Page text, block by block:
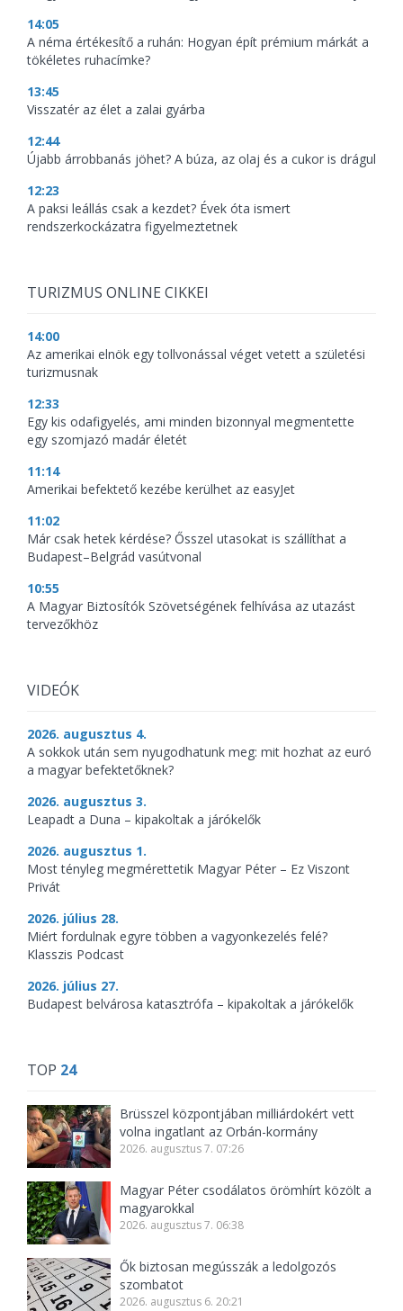
14:05
A néma értékesítő a ruhán: Hogyan épít prémium márkát a
tökéletes ruhacímke?
13:45
Visszatér az élet a zalai gyárba
12:44
Újabb árrobbanás jöhet? A búza, az olaj és a cukor is drágul
12:23
A paksi leállás csak a kezdet? Évek óta ismert
rendszerkockázatra figyelmeztetnek
TURIZMUS ONLINE CIKKEI
14:00
Az amerikai elnök egy tollvonással véget vetett a születési
turizmusnak
12:33
Egy kis odafigyelés, ami minden bizonnyal megmentette
egy szomjazó madár életét
11:14
Amerikai befektető kezébe kerülhet az easyJet
11:02
Már csak hetek kérdése? Ősszel utasokat is szállíthat a
Budapest–Belgrád vasútvonal
10:55
A Magyar Biztosítók Szövetségének felhívása az utazást
tervezőkhöz
VIDEÓK
2026. augusztus 4.
A sokkok után sem nyugodhatunk meg: mit hozhat az euró
a magyar befektetőknek?
2026. augusztus 3.
Leapadt a Duna – kipakoltak a járókelők
2026. augusztus 1.
Most tényleg megmérettetik Magyar Péter – Ez Viszont
Privát
2026. július 28.
Miért fordulnak egyre többen a vagyonkezelés felé?
Klasszis Podcast
2026. július 27.
Budapest belvárosa katasztrófa – kipakoltak a járókelők
TOP 24
Brüsszel központjában milliárdokért vett
volna ingatlant az Orbán-kormány
2026. augusztus 7. 07:26
Magyar Péter csodálatos örömhírt közölt a
magyarokkal
2026. augusztus 7. 06:38
Ők biztosan megússzák a ledolgozós
szombatot
2026. augusztus 6. 20:21